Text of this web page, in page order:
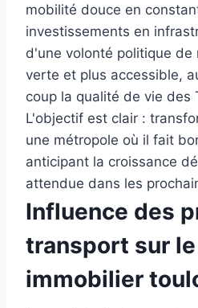
mobilité douce en
investissements en
d'une volonté politique de
verte et plus accessible,
coup la qualité de vie des
L'objectif est clair :
une métropole où il fait
anticipant la croissance
attendue dans les
Influence des
transport sur
immobilier